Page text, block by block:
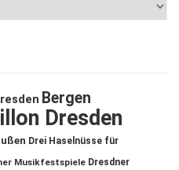
Bergen
Dresden
Drei Haselnüsse für
Musikfestspiele Dresdner